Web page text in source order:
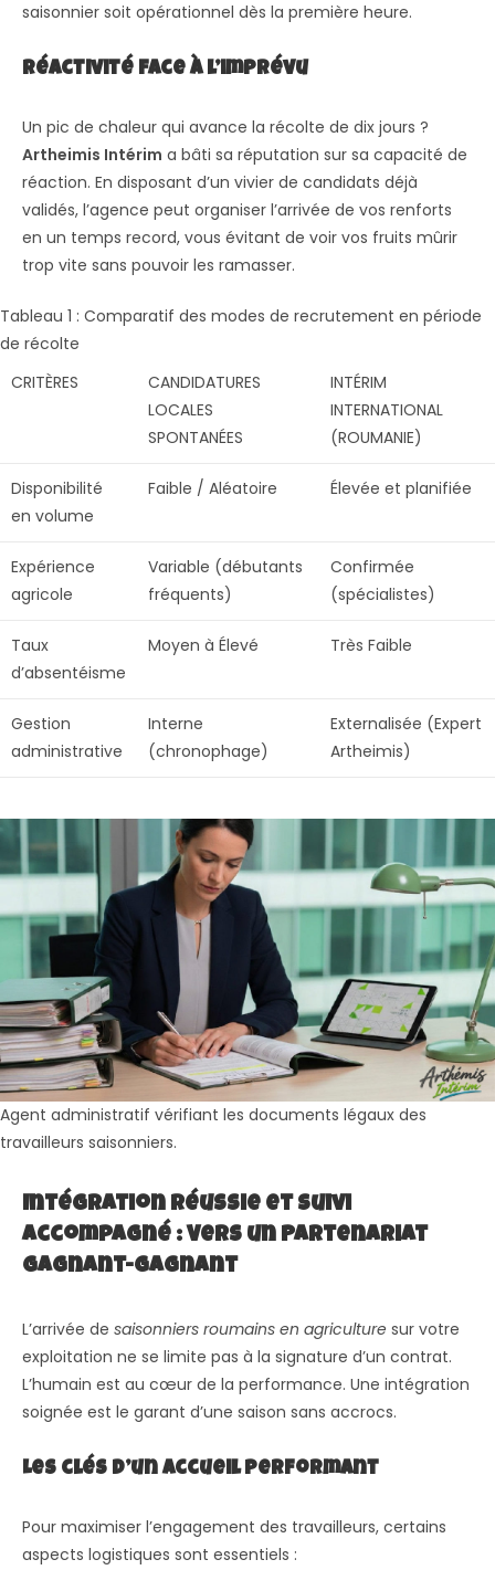
saisonnier soit opérationnel dès la première heure.
Réactivité face à l’imprévu
Un pic de chaleur qui avance la récolte de dix jours ?
Artheimis Intérim a bâti sa réputation sur sa capacité de
réaction. En disposant d’un vivier de candidats déjà
validés, l’agence peut organiser l’arrivée de vos renforts
en un temps record, vous évitant de voir vos fruits mûrir
trop vite sans pouvoir les ramasser.
Tableau 1 : Comparatif des modes de recrutement en période
de récolte
CRITÈRES
CANDIDATURES
LOCALES
SPONTANÉES
INTÉRIM
INTERNATIONAL
(ROUMANIE)
Disponibilité
en volume
Faible / Aléatoire Élevée et planifiée
Expérience
agricole
Variable (débutants
fréquents)
Confirmée
(spécialistes)
Taux
d’absentéisme
Moyen à Élevé Très Faible
Gestion
administrative
Interne
(chronophage)
Externalisée (Expert
Artheimis)
Agent administratif vérifiant les documents légaux des
travailleurs saisonniers.
Intégration Réussie et Suivi
Accompagné : Vers un Partenariat
Gagnant-Gagnant
L’arrivée de saisonniers roumains en agriculture sur votre
exploitation ne se limite pas à la signature d’un contrat.
L’humain est au cœur de la performance. Une intégration
soignée est le garant d’une saison sans accrocs.
Les clés d’un accueil performant
Pour maximiser l’engagement des travailleurs, certains
aspects logistiques sont essentiels :